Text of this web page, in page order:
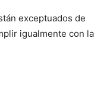
exceptuados de
igualmente con la